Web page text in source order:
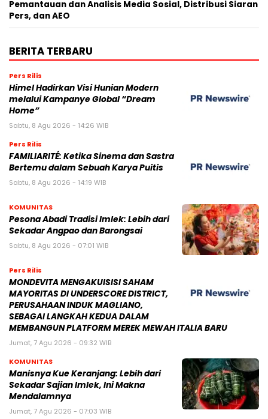
Pemantauan dan Analisis Media Sosial, Distribusi Siaran
Pers, dan AEO
BERITA TERBARU
Pers Rilis
Himel Hadirkan Visi Hunian Modern
melalui Kampanye Global “Dream
Home”
Sabtu, 8 Agu 2026 - 14:26 WIB
Pers Rilis
FAMILIARITÉ: Ketika Sinema dan Sastra
Bertemu dalam Sebuah Karya Puitis
Sabtu, 8 Agu 2026 - 14:19 WIB
KOMUNITAS
Pesona Abadi Tradisi Imlek: Lebih dari
Sekadar Angpao dan Barongsai
Sabtu, 8 Agu 2026 - 07:01 WIB
Pers Rilis
MONDEVITA MENGAKUISISI SAHAM
MAYORITAS DI UNDERSCORE DISTRICT,
PERUSAHAAN INDUK MAGLIANO,
SEBAGAI LANGKAH KEDUA DALAM
MEMBANGUN PLATFORM MEREK MEWAH ITALIA BARU
Jumat, 7 Agu 2026 - 09:32 WIB
KOMUNITAS
Manisnya Kue Keranjang: Lebih dari
Sekadar Sajian Imlek, Ini Makna
Mendalamnya
Jumat, 7 Agu 2026 - 07:03 WIB